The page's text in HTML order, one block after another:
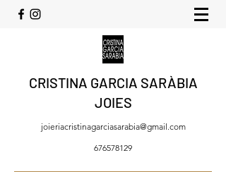
CRISTINA GARCIA SARÀBIA
JOIES
joieriacristinagarciasarabia@gmail.com
676578129